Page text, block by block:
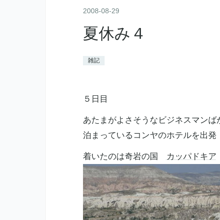
2008-08-29
夏休み４
雑記
５日目
あたまがよさそうなビジネスマンば
泊まっているコンヤのホテルを出発
着いたのは奇岩の国 カッパドキア